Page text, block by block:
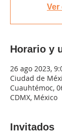
Ver
Horario y
26 ago 2023,
Ciudad de
Cuauhtémoc,
CDMX, México
Invitados